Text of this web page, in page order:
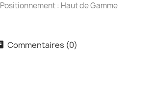
Positionnement : Haut de Gamme
Commentaires (0)